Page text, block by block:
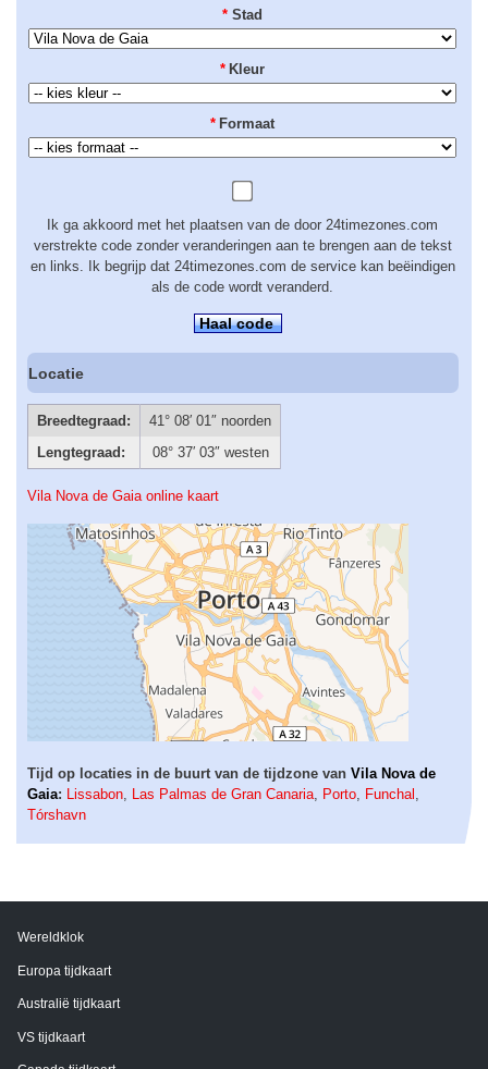
* Stad
* Kleur
* Formaat
Ik ga akkoord met het plaatsen van de door 24timezones.com
verstrekte code zonder veranderingen aan te brengen aan de tekst
en links. Ik begrijp dat 24timezones.com de service kan beëindigen
als de code wordt veranderd.
Haal code
Locatie
Breedtegraad:
41° 08′ 01″ noorden
Lengtegraad:
08° 37′ 03″ westen
Vila Nova de Gaia online kaart
Tijd op locaties in de buurt van de tijdzone van Vila Nova de
Gaia: Lissabon Las Palmas de Gran Canaria Porto Funchal
Tórshavn
Wereldklok
Europa tijdkaart
Australië tijdkaart
VS tijdkaart